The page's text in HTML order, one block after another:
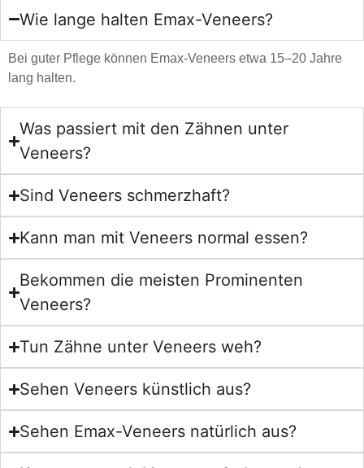
Wie lange halten Emax-Veneers?
Bei guter Pflege können Emax-Veneers etwa 15–20 Jahre
lang halten.
Was passiert mit den Zähnen unter
Veneers?
Sind Veneers schmerzhaft?
Kann man mit Veneers normal essen?
Bekommen die meisten Prominenten
Veneers?
Tun Zähne unter Veneers weh?
Sehen Veneers künstlich aus?
Sehen Emax-Veneers natürlich aus?